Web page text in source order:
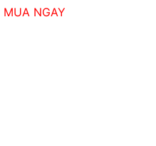
3,553,200₫.
MUA NGAY